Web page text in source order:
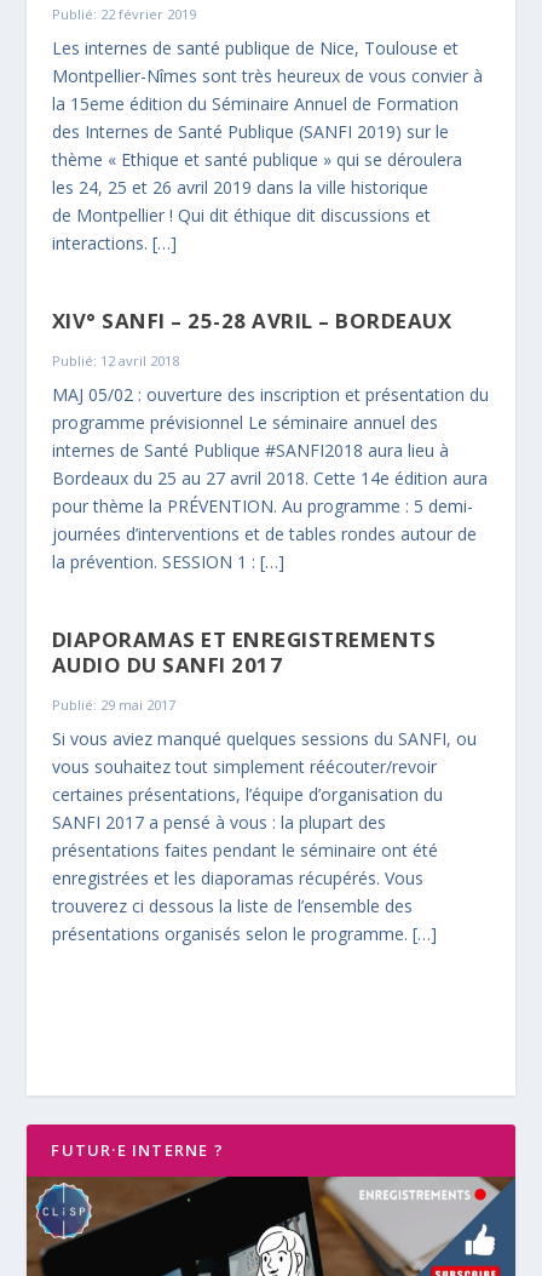
Publié: 22 février 2019
Les internes de santé publique de Nice, Toulouse et
Montpellier-Nîmes sont très heureux de vous convier à
la 15eme édition du Séminaire Annuel de Formation
des Internes de Santé Publique (SANFI 2019) sur le
thème « Ethique et santé publique » qui se déroulera
les 24, 25 et 26 avril 2019 dans la ville historique
de Montpellier ! Qui dit éthique dit discussions et
interactions. […]
XIV° SANFI – 25-28 AVRIL – BORDEAUX
Publié: 12 avril 2018
MAJ 05/02 : ouverture des inscription et présentation du
programme prévisionnel Le séminaire annuel des
internes de Santé Publique #SANFI2018 aura lieu à
Bordeaux du 25 au 27 avril 2018. Cette 14e édition aura
pour thème la PRÉVENTION. Au programme : 5 demi-
journées d’interventions et de tables rondes autour de
la prévention. SESSION 1 : […]
DIAPORAMAS ET ENREGISTREMENTS
AUDIO DU SANFI 2017
Publié: 29 mai 2017
Si vous aviez manqué quelques sessions du SANFI, ou
vous souhaitez tout simplement réécouter/revoir
certaines présentations, l’équipe d’organisation du
SANFI 2017 a pensé à vous : la plupart des
présentations faites pendant le séminaire ont été
enregistrées et les diaporamas récupérés. Vous
trouverez ci dessous la liste de l’ensemble des
présentations organisés selon le programme. […]
FUTUR·E INTERNE ?